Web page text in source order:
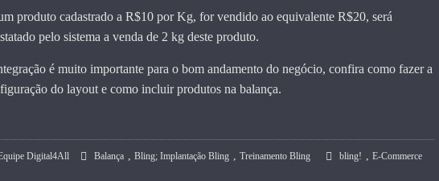
produto cadastrado a R$10 por Kg, for vendido ao equivalente R$20, será
pelo sistema a venda de 2 kg deste produto.
é muito importante para o bom andamento do negócio, confira como fazer a
do layout e como incluir produtos na balança.
Digital4All Balança ,Bling; Implantação Bling ,Treinamento Bling bling! ,E-Commerce